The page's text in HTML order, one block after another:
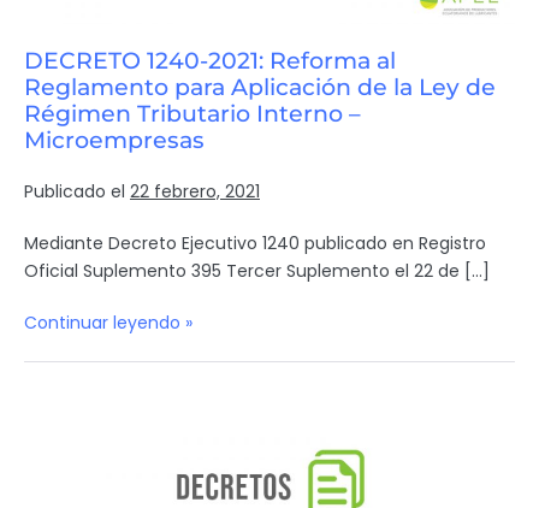
DECRETO 1240-2021: Reforma al
Reglamento para Aplicación de la Ley de
Régimen Tributario Interno –
Microempresas
Publicado el 22 febrero, 2021
Mediante Decreto Ejecutivo 1240 publicado en Registro
Oficial Suplemento 395 Tercer Suplemento el 22 de […]
Continuar leyendo »